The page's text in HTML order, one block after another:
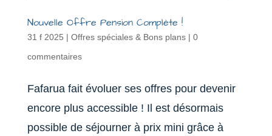
Nouvelle Offre Pension Complète !
31 f 2025 | Offres spéciales & Bons plans| 0
commentaires
Fafarua fait évoluer ses offres pour devenir
encore plus accessible ! Il est désormais
possible de séjourner à prix mini grâce à